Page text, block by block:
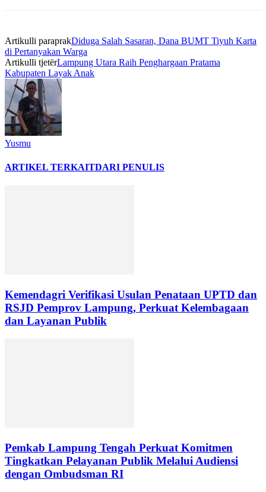
Artikulli paraprakDiduga Salah Sasaran, Dana BUMT Tiyuh Karta
di Pertanyakan Warga
Artikulli tjetërLampung Utara Raih Penghargaan Pratama
Kabupaten Layak Anak
Yusmu
ARTIKEL TERKAITDARI PENULIS
Kemendagri Verifikasi Usulan Penataan UPTD dan
RSJD Pemprov Lampung, Perkuat Kelembagaan
dan Layanan Publik
Pemkab Lampung Tengah Perkuat Komitmen
Tingkatkan Pelayanan Publik Melalui Audiensi
dengan Ombudsman RI